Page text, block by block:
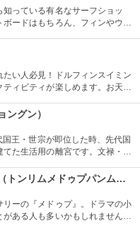
っている有名なサーフショッ
ードはもちろん、フィンやウェ
い人必見！ドルフィンスイミン
ィビティが楽しめます。お天気
ウクレレ演奏など、嬉しいおも
ングン）
王・世宗が即位した時、先代国
た生活用の離宮です。文禄・慶
鮮やかな赤い柱の建物が印象的
東琳メドゥプ工房（トンリムメドゥプパンムルグァン）
ーの『メドゥプ』。ドラマの小
ある人も多いかもしれません